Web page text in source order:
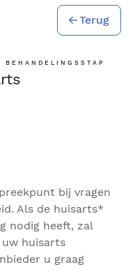
Terug
BEHANDELINGSSTAP
bij vragen
Als de huisarts*
nodig heeft, zal
huisarts
u graag